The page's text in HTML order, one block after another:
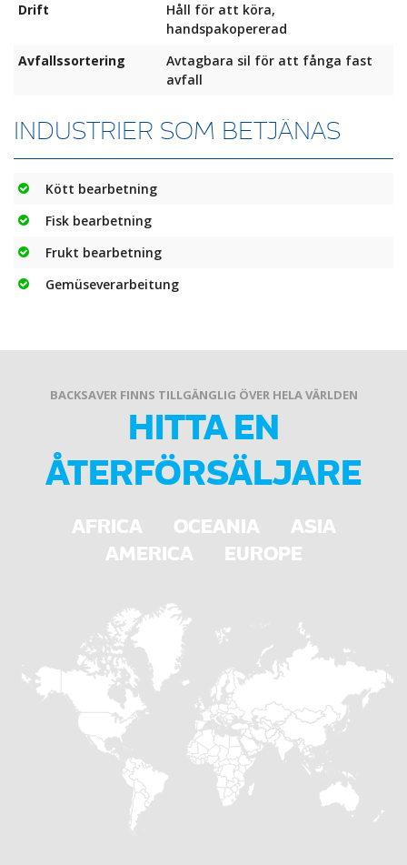
Drift
Håll för att köra,
handspakopererad
Avfallssortering
Avtagbara sil för att fånga fast
avfall
INDUSTRIER SOM BETJÄNAS
Kött bearbetning
Fisk bearbetning
Frukt bearbetning
Gemüseverarbeitung
BACKSAVER FINNS TILLGÄNGLIG ÖVER HELA VÄRLDEN
HITTA EN
ÅTERFÖRSÄLJARE
AFRICA OCEANIA
ASIA
AMERICA
EUROPE